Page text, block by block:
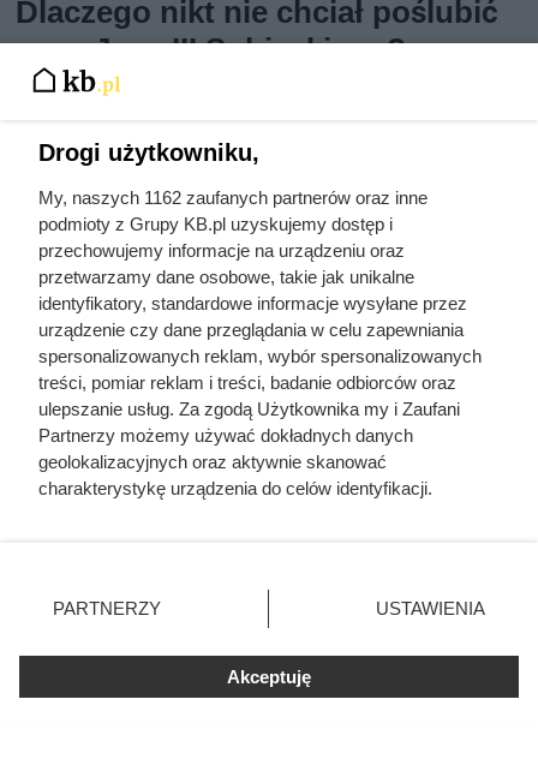
Dlaczego nikt nie chciał poślubić
syna Jana III Sobieskiego?
Odpowiedź zaskakuje
Prawdziwy koszmar chłopek
zaczynał się po zamknięciu drzwi
domu
Drogi użytkowniku,
My, naszych 1162 zaufanych partnerów oraz inne
podmioty z Grupy KB.pl uzyskujemy dostęp i
przechowujemy informacje na urządzeniu oraz
przetwarzamy dane osobowe, takie jak unikalne
identyfikatory, standardowe informacje wysyłane przez
urządzenie czy dane przeglądania w celu zapewniania
spersonalizowanych reklam, wybór spersonalizowanych
treści, pomiar reklam i treści, badanie odbiorców oraz
ulepszanie usług. Za zgodą Użytkownika my i Zaufani
Partnerzy możemy używać dokładnych danych
geolokalizacyjnych oraz aktywnie skanować
charakterystykę urządzenia do celów identyfikacji.
zmienić/wycofać klikając przycisk ustawień prywatności
znajdujący się w lewym dolnym rogu strony. Niektóre
użytkownika, ale masz prawo sprzeciwić się takiemu
przetwarzaniu. Preferencje będą miały zastosowania tylko
PARTNERZY USTAWIENIA
Akceptuję